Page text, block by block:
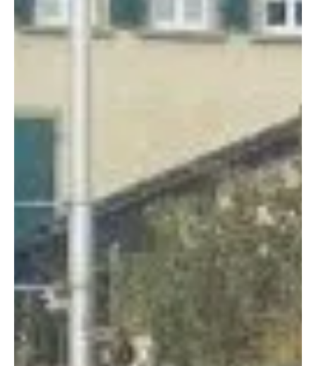
Hallwil: Fahrer einer Harley-Davidson schwer
verletzt und im Spital verstorben
Ein Motorradfahrer stiess am frühen Mittwochabend
ausserhalb von Hallwil frontal mit einem
entgegenkommenden Auto zusammen. Ein...